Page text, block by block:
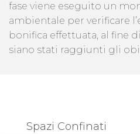
fase viene eseguito un
ambientale per verificare
bonifica effettuata, al fine
siano stati raggiunti gli
Spazi Confinati